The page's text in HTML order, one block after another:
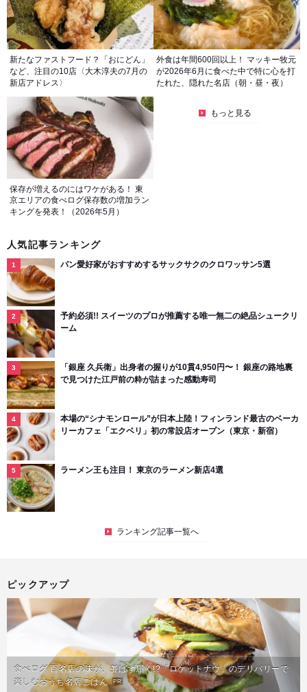
新たなファストフード？「おにどん」
など、注目の10店〈大木淳夫の7月の
新店アドレス〉
外食は年間600回以上！ マッキー牧元
が2026年6月に食べた中で特に心を打
たれた、隠れた名店（朝・昼・夜）
保存が増えるのにはワケがある！ 東
京エリアの食べログ保存数の増加ラン
キングを発表！（2026年5月）
もっと見る
人気記事ランキング
パン愛好家がおすすめするサックサクのクロワッサン5選
予約必須!! スイーツのプロが推薦する唯一無二の絶品シュークリ
ーム
「銀座 久兵衛」出身者の握りが10貫4,950円〜！ 銀座の路地裏
で見つけた江戸前の粋が詰まった感動寿司
本場の“シナモンロール”が日本上陸！フィンランド最古のベーカ
リーカフェ「エクベリ」初の常設店オープン（東京・新宿）
ラーメン王も注目！ 東京のラーメン新店4選
ランキング記事一覧へ
ピックアップ
食べログ 百名店の味が、並ばず届く!?「ロケットナウ」のデリバリーで
楽しむおうち名店ごはん PR